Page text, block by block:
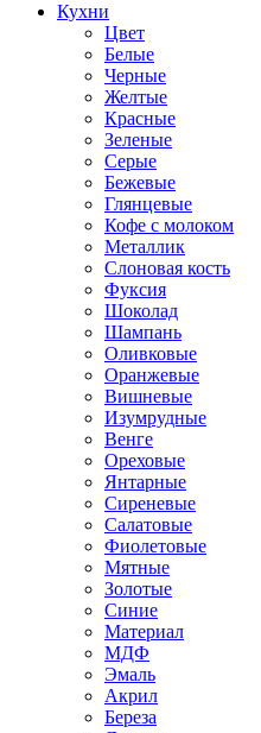
Кухни
Цвет
Белые
Черные
Желтые
Красные
Зеленые
Серые
Бежевые
Глянцевые
Кофе с молоком
Металлик
Слоновая кость
Фуксия
Шоколад
Шампань
Оливковые
Оранжевые
Вишневые
Изумрудные
Венге
Ореховые
Янтарные
Сиреневые
Салатовые
Фиолетовые
Мятные
Золотые
Синие
Материал
МДФ
Эмаль
Акрил
Береза